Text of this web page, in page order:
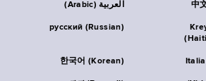
العربية (Arabic) 中
русский (Russian)
한국어 (Korean)